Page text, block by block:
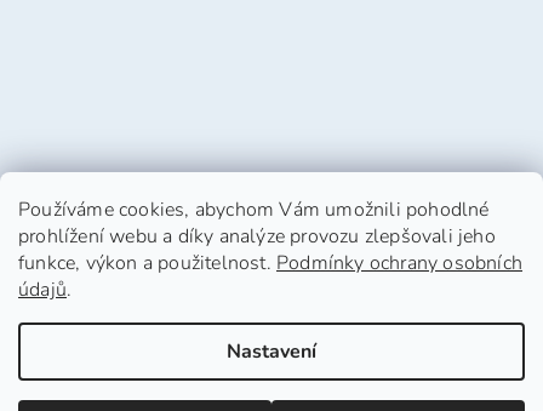
Používáme cookies, abychom Vám umožnili pohodlné
prohlížení webu a díky analýze provozu zlepšovali jeho
funkce, výkon a použitelnost. Podmínky ochrany osobních
údajů.
Nastavení
Vytvořil Shoptet